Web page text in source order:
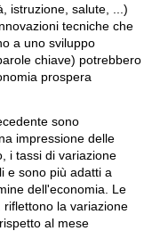
istruzione, salute, ...)
tecniche che
a uno sviluppo
chiave) potrebbero
prospera
sono
impressione delle
i tassi di variazione
e sono più adatti a
dell'economia. Le
la variazione
al mese